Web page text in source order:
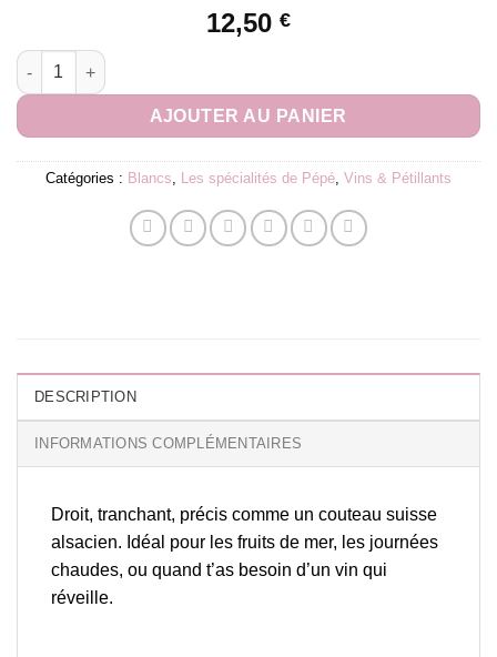
12,50 €
quantité de Maison Zoeller | Riesling Wolxheim 75cl
AJOUTER AU PANIER
Catégories : Blancs, Les spécialités de Pépé, Vins & Pétillants
DESCRIPTION
INFORMATIONS COMPLÉMENTAIRES
Droit, tranchant, précis comme un couteau suisse
alsacien. Idéal pour les fruits de mer, les journées
chaudes, ou quand t’as besoin d’un vin qui
réveille.